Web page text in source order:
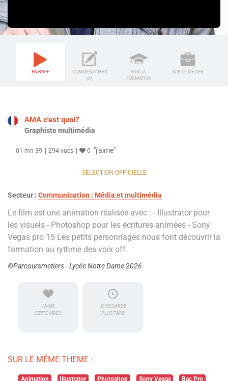
EN BREF
COMMENTAIRES
(0)
SUR LA
FORMATION
SUR LE MÉTIER
AMA c'est quoi?
Graphiste multimédia
01 mn 39 294 vues 0 "j'aime"
SELECTION OFFICIELLE
Secteur : Communication | Média et multimédia
Le film est une animation réalisée avec : - Illustrator pour
les visuels - Photoshop pour les écritures animées - Sony
Vegas pro 15 Les petits personnages nous font découvrir la
formation au rythme des voix off.
©Parcoursmetiers - Lycée Notre Dame 2026
J'AIME
CETTE VIDÉO
JE REGARDE
PLUS TARD
SUR LE MÊME THEME :
Animation Illustrator Photoshop Sony Vegas
Bac Pro